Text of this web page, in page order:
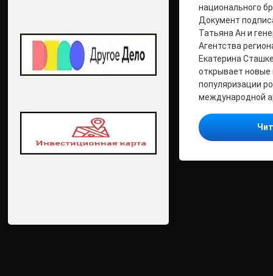
национального
Документ
Татьяна Ан и
Агентства
Екатерина
открывает
популяризации
международной